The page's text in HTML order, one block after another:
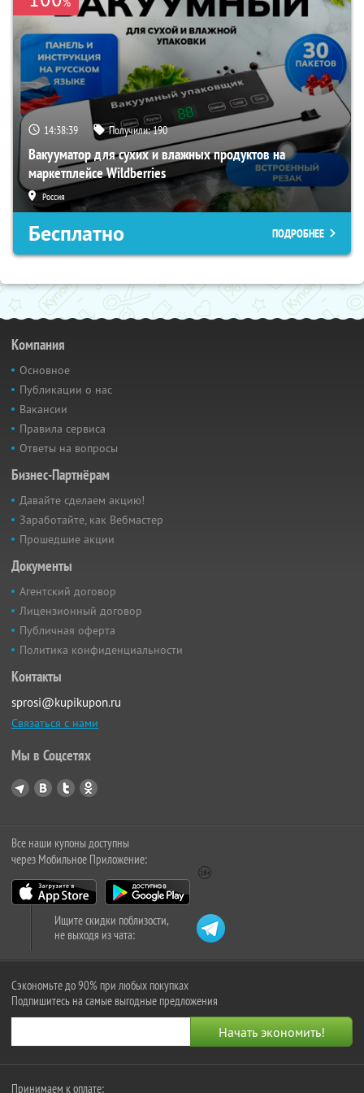
14:38:38 Получили:190
Вакууматор для сухих и влажных продуктов на
маркетплейсе Wildberries
Россия
Бесплатно ПОДРОБНЕЕ
Компания
Основное
Публикации о нас
Вакансии
Правила сервиса
Ответы на вопросы
Бизнес-Партнёрам
Давайте сделаем акцию!
Заработайте, как Вебмастер
Прошедшие акции
Документы
Агентский договор
Лицензионный договор
Публичная оферта
Политика конфиденциальности
Контакты
sprosi@kupikupon.ru
Связаться с нами
Мы в Соцсетях
Все наши купоны доступны
через Мобильное Приложение:
Ищите скидки поблизости,
не выходя из чата:
Сэкономьте до 90% при любых покупках
Подпишитесь на самые выгодные предложения
Принимаем к оплате: